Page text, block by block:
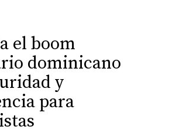
el boom
dominicano
y
para